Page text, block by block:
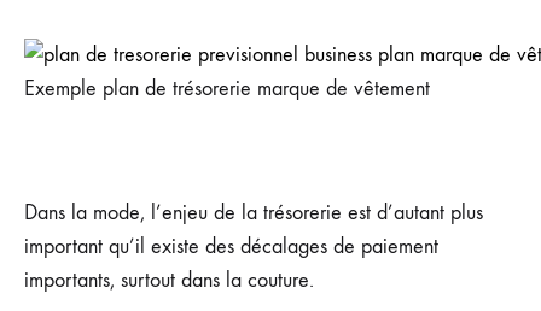
Exemple plan de trésorerie marque de vêtement
Dans la mode, l’enjeu de la trésorerie est d’autant plus
important qu’il existe des décalages de paiement
importants, surtout dans la couture.